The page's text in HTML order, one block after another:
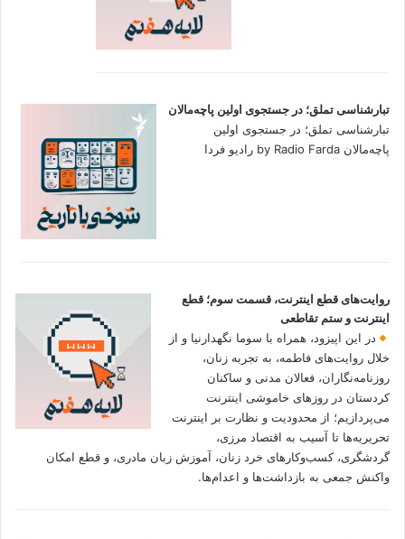
تبارشناسی تملق؛ در جستجوی اولین‌ پاچه‌مالان
تبارشناسی تملق؛ در جستجوی اولین‌
پاچه‌مالان by Radio Farda رادیو فردا
روایت‌های قطع اینترنت، قسمت سوم؛ قطع
اینترنت و ستم تقاطعی
در این اپیزود، همراه با سوما نگهدارنیا و از
خلال روایت‌های فاطمه، به تجربه زنان،
روزنامه‌نگاران، فعالان مدنی و ساکنان
کردستان در روزهای خاموشی اینترنت
می‌پردازیم؛ از محدودیت و نظارت بر اینترنت
تحریریه‌ها تا آسیب به اقتصاد مرزی،
گردشگری، کسب‌وکارهای خرد زنان، آموزش زبان مادری، و قطع امکان
واکنش جمعی به بازداشت‌ها و اعدام‌ها.